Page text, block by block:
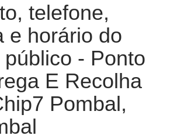
telefone,
e horário do
- Ponto
E Recolha
Pombal,